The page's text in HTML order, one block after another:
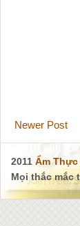
Newer Post
2011 Ẩm Thực
Mọi thắc